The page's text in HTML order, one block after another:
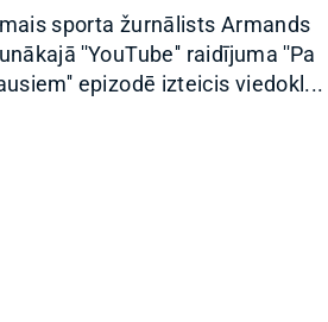
sporta žurnālists Armands
''YouTube'' raidījuma ''Pa
epizodē izteicis viedokl...